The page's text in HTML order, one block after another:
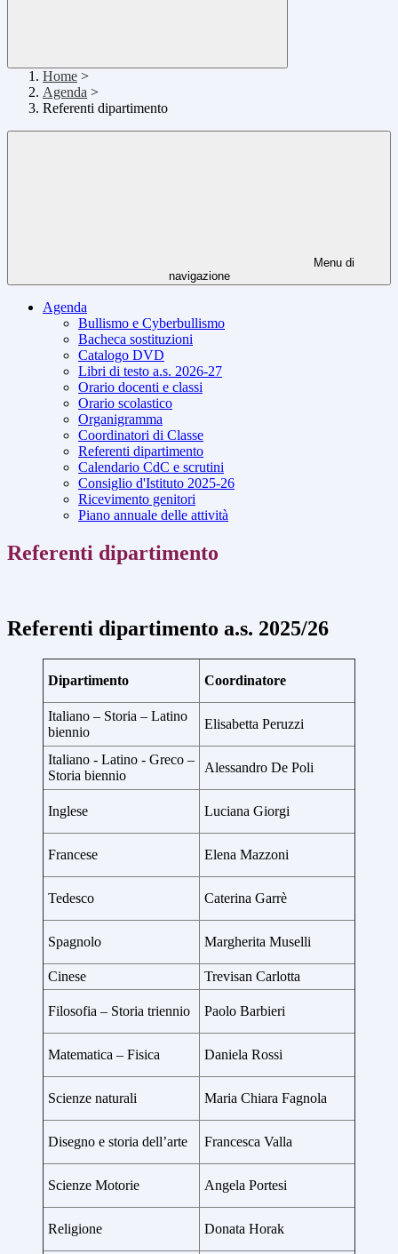
Home >
Agenda >
Referenti dipartimento
Menu di
navigazione
Agenda
Bullismo e Cyberbullismo
Bacheca sostituzioni
Catalogo DVD
Libri di testo a.s. 2026-27
Orario docenti e classi
Orario scolastico
Organigramma
Coordinatori di Classe
Referenti dipartimento
Calendario CdC e scrutini
Consiglio d'Istituto 2025-26
Ricevimento genitori
Piano annuale delle attività
Referenti dipartimento
Referenti dipartimento a.s. 2025/26
Dipartimento Coordinatore
Italiano – Storia – Latino
biennio
Elisabetta Peruzzi
Italiano - Latino - Greco –
Storia biennio
Alessandro De Poli
Inglese Luciana Giorgi
Francese Elena Mazzoni
Tedesco Caterina Garrè
Spagnolo Margherita Muselli
Cinese Trevisan Carlotta
Filosofia – Storia triennio Paolo Barbieri
Matematica – Fisica Daniela Rossi
Scienze naturali Maria Chiara Fagnola
Disegno e storia dell’arte Francesca Valla
Scienze Motorie Angela Portesi
Religione Donata Horak